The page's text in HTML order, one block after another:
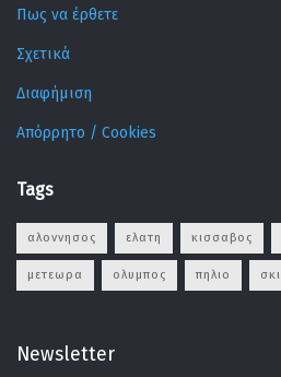
Πως να έρθετε
Σχετικά
Διαφήμιση
Απόρρητο / Cookies
Tags
αλοννησος ελατη κισσαβος
μετεωρα ολυμπος πηλιο
Newsletter